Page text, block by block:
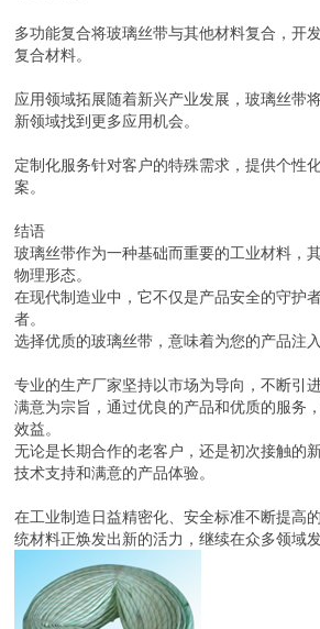
多功能复合将玻璃丝带与其他材料复合，开
复合材料。
应用领域拓展随着新兴产业发展，玻璃丝带
新领域找到更多应用机会。
定制化服务针对客户的特殊需求，提供个性
案。
结语
玻璃丝带作为一种基础而重要的工业材料，
物理形态。
在现代制造业中，它不仅是产品安全的守护
者。
选择优质的玻璃丝带，意味着为您的产品注
专业的生产厂家坚持以市场为导向，不断引
满意为宗旨，通过优良的产品和优质的服务
效益。
无论是长期合作的老客户，还是初次接触的
技术支持和满意的产品体验。
在工业制造日益精密化、安全标准不断提高
统材料正焕发出新的活力，继续在众多领域